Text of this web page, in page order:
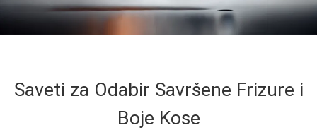
Saveti za Odabir Savršene Frizure i
Boje Kose